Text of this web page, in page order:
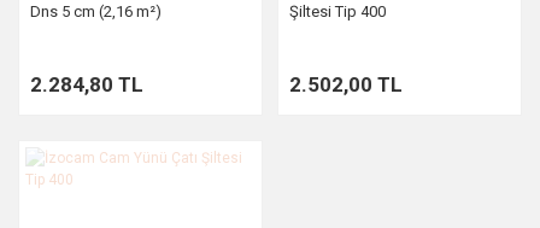
Dns 5 cm (2,16 m²)
2.284,80 TL
Şiltesi Tip 400
2.502,00 TL